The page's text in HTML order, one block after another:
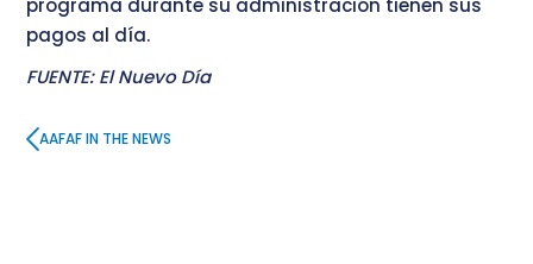
pagos al día.
FUENTE: El Nuevo Día
AAFAF IN THE NEWS